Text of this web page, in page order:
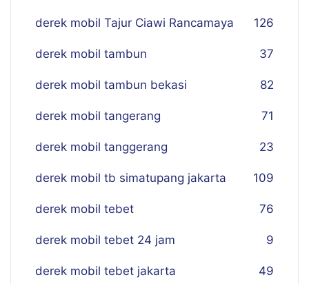
derek mobil Tajur Ciawi Rancamaya 126
derek mobil tambun 37
derek mobil tambun bekasi 82
derek mobil tangerang 71
derek mobil tanggerang 23
derek mobil tb simatupang jakarta 109
derek mobil tebet 76
derek mobil tebet 24 jam 9
derek mobil tebet jakarta 49